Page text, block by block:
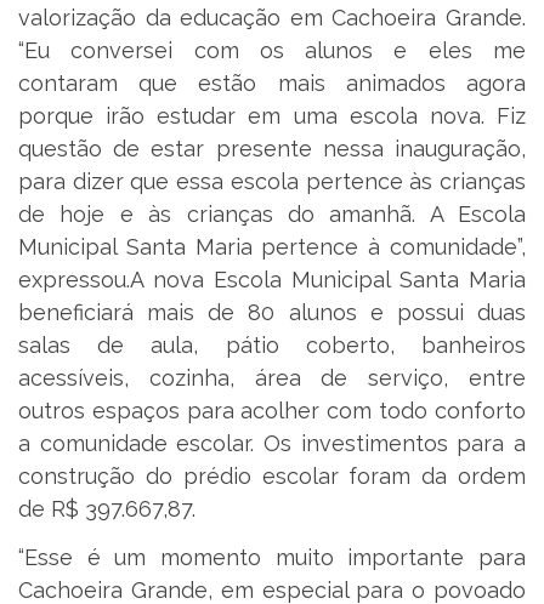
valorização da educação em Cachoeira Grande.
“Eu conversei com os alunos e eles me
contaram que estão mais animados agora
porque irão estudar em uma escola nova. Fiz
questão de estar presente nessa inauguração,
para dizer que essa escola pertence às crianças
de hoje e às crianças do amanhã. A Escola
Municipal Santa Maria pertence à comunidade”,
expressou.A nova Escola Municipal Santa Maria
beneficiará mais de 80 alunos e possui duas
salas de aula, pátio coberto, banheiros
acessíveis, cozinha, área de serviço, entre
outros espaços para acolher com todo conforto
a comunidade escolar. Os investimentos para a
construção do prédio escolar foram da ordem
de R$ 397.667,87.
“Esse é um momento muito importante para
Cachoeira Grande, em especial para o povoado